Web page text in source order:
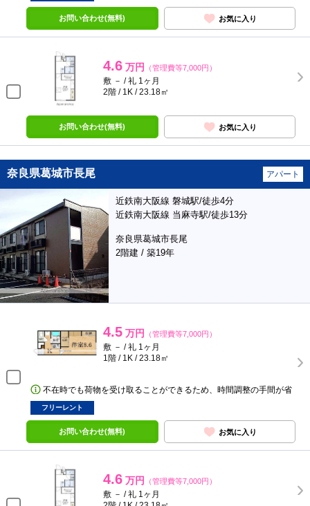
お問い合わせ(無料) お気に入り
4.6 万円 （管理費等7,000円）
敷 － / 礼 1ヶ月
2階 / 1K / 23.18㎡
お問い合わせ(無料) お気に入り
奈良県葛城市長尾 アパート
近鉄南大阪線 磐城駅/徒歩4分
近鉄南大阪線 当麻寺駅/徒歩13分
奈良県葛城市長尾
2階建 / 築19年
4.5 万円 （管理費等7,000円）
敷 － / 礼 1ヶ月
1階 / 1K / 23.18㎡
不在時でも荷物を受け取ることができるため、時間調整の手間が省
フリーレント
お問い合わせ(無料) お気に入り
4.6 万円 （管理費等7,000円）
敷 － / 礼 1ヶ月